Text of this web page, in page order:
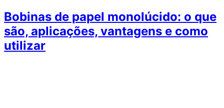
Bobinas de papel monolúcido: o que
são, aplicações, vantagens e como
utilizar